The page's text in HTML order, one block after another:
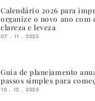
Calendário 2026 para
organize o novo ano com
clareza e leveza
07 . 11 . 2025
Guia de planejamento
passos simples para
10 . 12 . 2025